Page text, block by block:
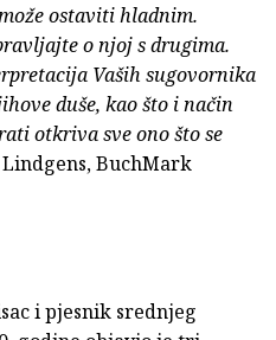
ostaviti hladnim.
o njoj s drugima.
Vaših sugovornika
duše, kao što i način
otkriva sve ono što se
BuchMark
i pjesnik srednjeg